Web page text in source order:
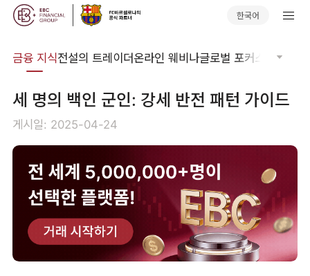
한국어
금융 지식전설의 트레이더온라인 웨비나글로벌 포커스 기술적
​세 명의 백인 군인: 강세 반전 패턴 가이드
게시일: 2025-04-24